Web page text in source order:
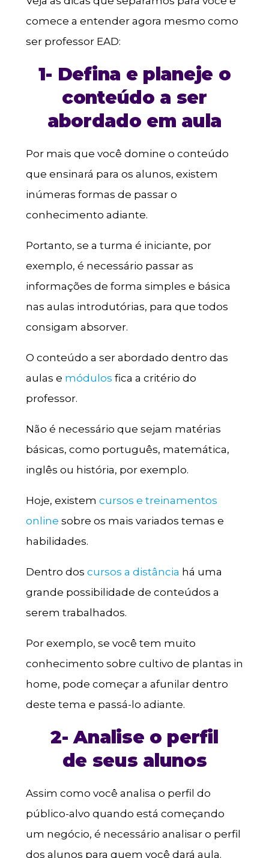
comece a entender agora mesmo como
ser professor EAD:
1- Defina e planeje o
conteúdo a ser
abordado em aula
Por mais que você domine o conteúdo
que ensinará para os alunos, existem
inúmeras formas de passar o
conhecimento adiante.
Portanto, se a turma é iniciante, por
exemplo, é necessário passar as
informações de forma simples e básica
nas aulas introdutórias, para que todos
consigam absorver.
O conteúdo a ser abordado dentro das
aulas e módulos fica a critério do
professor.
Não é necessário que sejam matérias
básicas, como português, matemática,
inglês ou história, por exemplo.
Hoje, existem cursos e treinamentos
online sobre os mais variados temas e
habilidades.
Dentro dos cursos a distância há uma
grande possibilidade de conteúdos a
serem trabalhados.
Por exemplo, se você tem muito
conhecimento sobre cultivo de plantas in
home, pode começar a afunilar dentro
deste tema e passá-lo adiante.
2- Analise o perfil
de seus alunos
Assim como você analisa o perfil do
público-alvo quando está começando
um negócio, é necessário analisar o perfil
dos alunos para quem você dará aula.